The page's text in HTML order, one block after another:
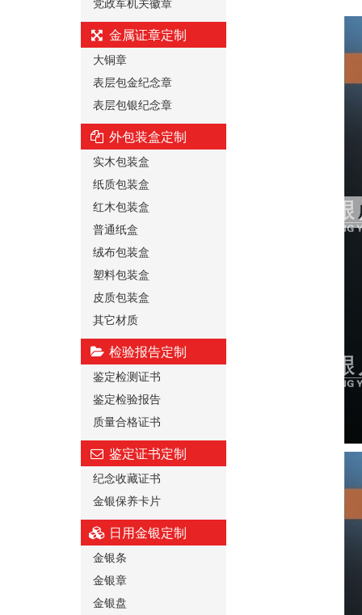
金属证章定制
大铜章
表层包金纪念章
表层包银纪念章
外包装盒定制
实木包装盒
纸质包装盒
红木包装盒
普通纸盒
绒布包装盒
塑料包装盒
皮质包装盒
其它材质
检验报告定制
鉴定检测证书
鉴定检验报告
质量合格证书
鉴定证书定制
纪念收藏证书
金银保养卡片
日用金银定制
金银条
金银章
金银盘